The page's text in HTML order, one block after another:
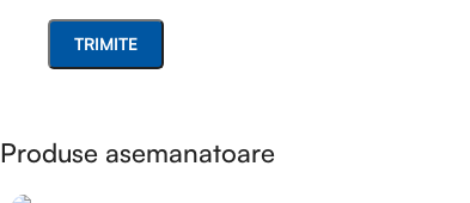
Produse asemanatoare